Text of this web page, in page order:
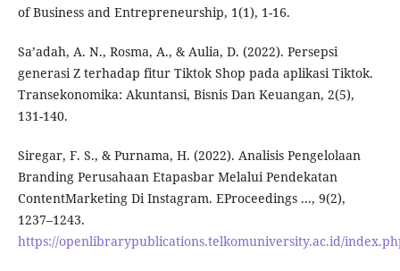
of Business and Entrepreneurship, 1(1), 1-16.
Sa’adah, A. N., Rosma, A., & Aulia, D. (2022). Persepsi
generasi Z terhadap fitur Tiktok Shop pada aplikasi Tiktok.
Transekonomika: Akuntansi, Bisnis Dan Keuangan, 2(5),
131-140.
Siregar, F. S., & Purnama, H. (2022). Analisis Pengelolaan
Branding Perusahaan Etapasbar Melalui Pendekatan
ContentMarketing Di Instagram. EProceedings ..., 9(2),
1237–1243.
https://openlibrarypublications.telkomuniversity.ac.id/